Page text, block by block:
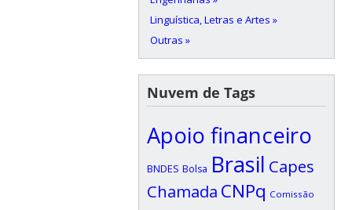
Linguística, Letras e Artes »
Outras »
Nuvem de Tags
Apoio financeiro
BNDES Bolsa Brasil Capes
Chamada CNPq Comissão